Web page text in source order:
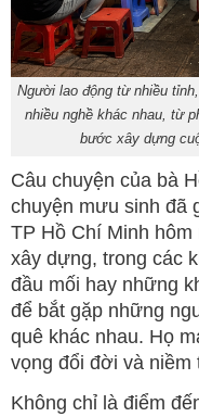
Người lao động từ nhiều
nhiều nghề khác nhau, từ
bước xây dựng
Câu chuyện của bà
chuyện mưu sinh đã
TP Hồ Chí Minh
xây dựng, trong các
đầu mối hay những
để bắt gặp những
quê khác nhau. Họ
vọng đổi đời và
Không chỉ là điểm